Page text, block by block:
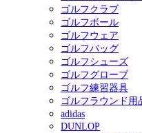
ゴルフクラブ
ゴルフボール
ゴルフウェア
ゴルフバッグ
ゴルフシューズ
ゴルフグローブ
ゴルフ練習器具
ゴルフラウンド用
adidas
DUNLOP